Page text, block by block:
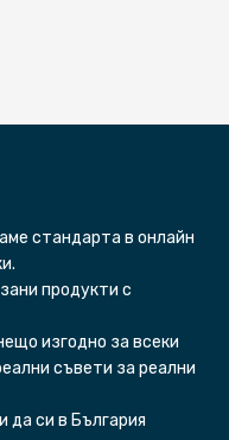
стандарта в онлайн
продукти с
изгодно за всеки
съвети за реални
да си в България